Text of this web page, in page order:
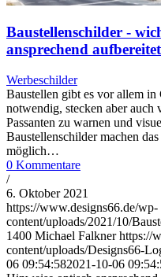
Baustellenschilder -
ansprechend aufbereitet
Werbeschilder
Baustellen gibt es vor allem
notwendig, stecken aber
Passanten zu warnen und
Baustellenschilder machen
möglich…
0 Kommentare
/
6. Oktober 2021
https://www.designs66.de/wp-
content/uploads/2021/10/
1400 Michael Falkner https://
content/uploads/Designs66-
06 09:54:582021-10-06